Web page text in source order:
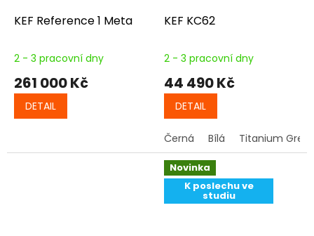
KEF Reference 1 Meta
2 - 3 pracovní dny
261 000 Kč
DETAIL
KEF KC62
2 - 3 pracovní dny
44 490 Kč
DETAIL
Černá Bílá Titanium Grey
Novinka
K poslechu ve
studiu